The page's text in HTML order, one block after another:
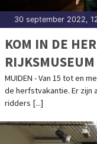
30 september 2022,
KOM IN DE
MUIDEN - Van 15 tot en
de herfstvakantie. Er zijn
ridders [...]